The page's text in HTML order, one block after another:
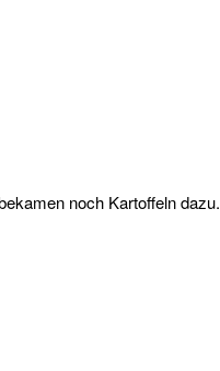
noch Kartoffeln dazu.